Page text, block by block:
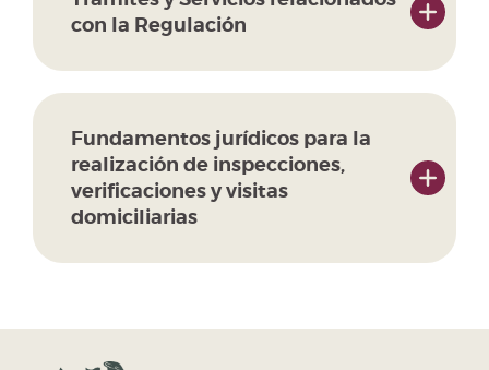
con la Regulación
Fundamentos jurídicos para la
realización de inspecciones,
verificaciones y visitas
domiciliarias